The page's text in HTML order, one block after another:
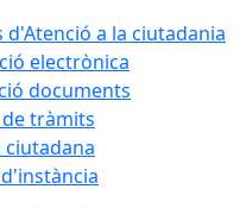
d'Atenció a la ciutadania
electrònica
documents
tràmits
ciutadana